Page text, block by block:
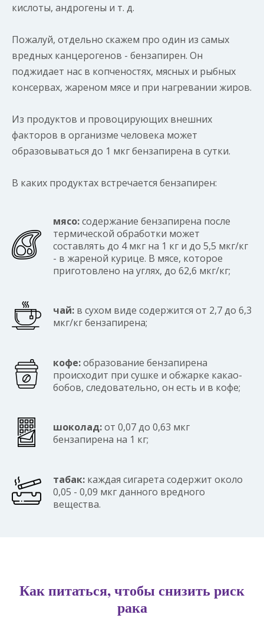
кислоты, андрогены и т. д.
Пожалуй, отдельно скажем про один из самых
вредных канцерогенов - бензапирен. Он
поджидает нас в копченостях, мясных и рыбных
консервах, жареном мясе и при нагревании жиров.
Из продуктов и провоцирующих внешних
факторов в организме человека может
образовываться до 1 мкг бензапирена в сутки.
В каких продуктах встречается бензапирен:
мясо:содержание бензапирена после
термической обработки может
составлять до 4 мкг на 1 кг и до 5,5 мкг/кг
- в жареной курице. В мясе, которое
приготовлено на углях, до 62,6 мкг/кг;
чай: в сухом виде содержится от 2,7 до 6,3
мкг/кг бензапирена;
кофе:образование бензапирена
происходит при сушке и обжарке какао-
бобов, следовательно, он есть и в кофе;
шоколад:от 0,07 до 0,63 мкг
бензапирена на 1 кг;
табак: каждая сигарета содержит около
0,05 - 0,09 мкг данного вредного
вещества.
Как питаться, чтобы снизить риск
рака